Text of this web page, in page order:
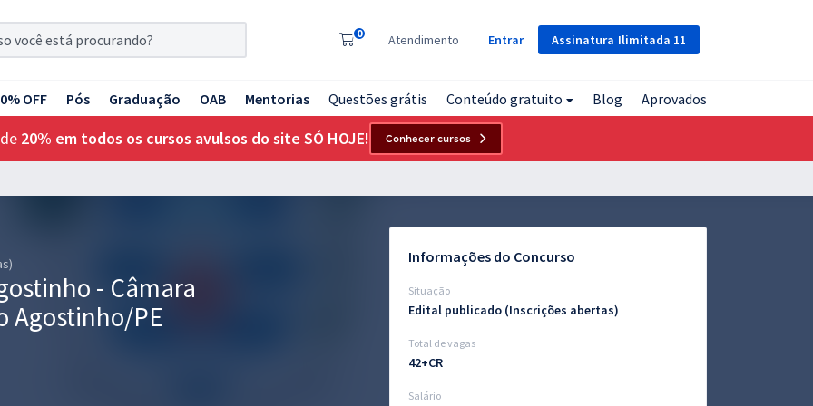
Assinatura Ilimitada 11
0 Atendimento Entrar
OFF Pós Graduação OAB Mentorias Questões grátis Conteúdo gratuito Blog Aprovados
20% em todos os cursos avulsos do site SÓ HOJE! Conhecer cursos
- Câmara
Agostinho/PE
Informações do Concurso
Situação
Edital publicado (Inscrições abertas)
Total de vagas
42+CR
Salário